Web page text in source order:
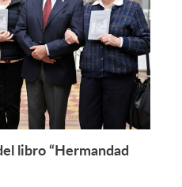
Leer más +
libro “Hermandad